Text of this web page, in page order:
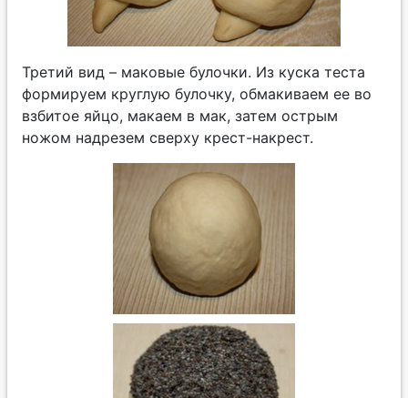
Третий вид – маковые булочки. Из куска теста
формируем круглую булочку, обмакиваем ее во
взбитое яйцо, макаем в мак, затем острым
ножом надрезем сверху крест-накрест.